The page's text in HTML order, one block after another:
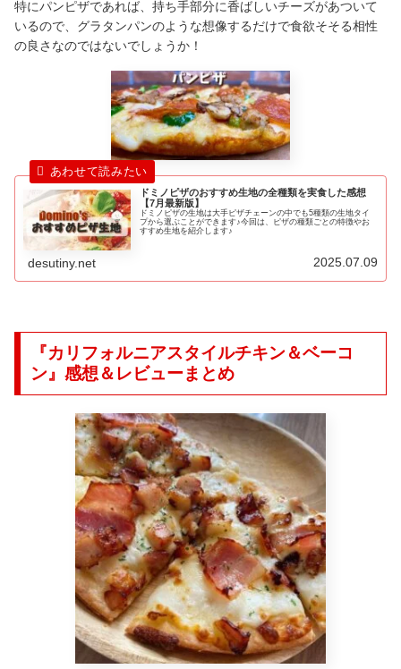
特にパンピザであれば、持ち手部分に香ばしいチーズがあついて
いるので、グラタンパンのような想像するだけで食欲そそる相性
の良さなのではないでしょうか！
ドミノピザのおすすめ生地の全種類を実食した感想
【7月最新版】
ドミノピザの生地は大手ピザチェーンの中でも5種類の生地タイ
プから選ぶことができます♪今回は、ピザの種類ごとの特徴やお
すすめ生地を紹介します♪
desutiny.net 2025.07.09
『カリフォルニアスタイルチキン＆ベーコ
ン』感想＆レビューまとめ